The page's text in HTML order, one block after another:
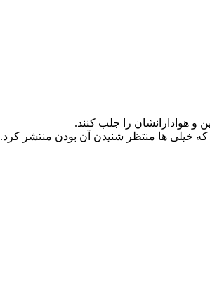
و هوادارانشان را جلب کنند.
که خیلی ها منتظر شنیدن آن بودن منتشر کرد.